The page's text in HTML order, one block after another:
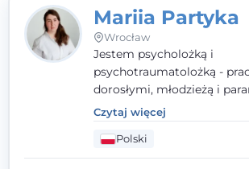
Mariia Partyka
Wrocław
Jestem psycholożką i
psychotraumatolożką -
dorosłymi, młodzieżą i
doświadczają kryzysów
traumy, stanów lękowych i
relacyjnych. W pracy kieruję
uważnością, empatią i
Czytaj więcej
Polski